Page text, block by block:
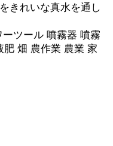
きれいな真水を通し
ツール 噴霧器 噴霧
畑 農作業 農業 家